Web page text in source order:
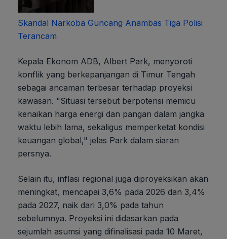
Skandal Narkoba Guncang Anambas Tiga Polisi
Terancam
Kepala Ekonom ADB, Albert Park, menyoroti
konflik yang berkepanjangan di Timur Tengah
sebagai ancaman terbesar terhadap proyeksi
kawasan. "Situasi tersebut berpotensi memicu
kenaikan harga energi dan pangan dalam jangka
waktu lebih lama, sekaligus memperketat kondisi
keuangan global," jelas Park dalam siaran
persnya.
Selain itu, inflasi regional juga diproyeksikan akan
meningkat, mencapai 3,6% pada 2026 dan 3,4%
pada 2027, naik dari 3,0% pada tahun
sebelumnya. Proyeksi ini didasarkan pada
sejumlah asumsi yang difinalisasi pada 10 Maret,